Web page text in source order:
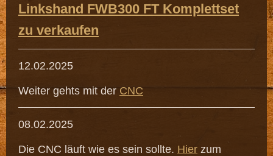
Linkshand FWB300 FT Komplettset
zu verkaufen
12.02.2025
Weiter gehts mit der CNC
08.02.2025
Die CNC läuft wie es sein sollte. Hier zum